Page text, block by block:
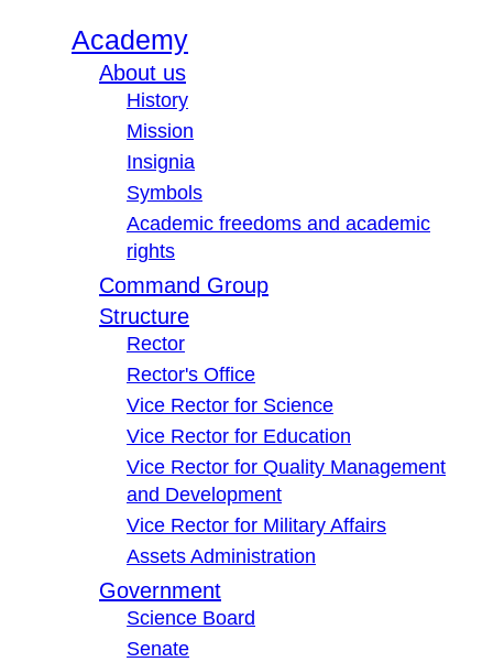
Academy
About us
History
Mission
Insignia
Symbols
Academic freedoms and academic
rights
Command Group
Structure
Rector
Rector's Office
Vice Rector for Science
Vice Rector for Education
Vice Rector for Quality Management
and Development
Vice Rector for Military Affairs
Assets Administration
Government
Science Board
Senate